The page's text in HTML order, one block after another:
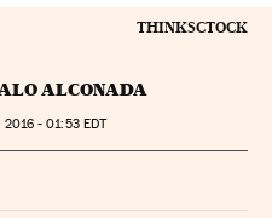
THINKSCTOCK
ALCONADA
- 01:53EDT
Sociales